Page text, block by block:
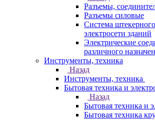
Разъемы,
Разъемы силовые
Система
электросети зданий
Электрические
различного
Инструменты, техника
Назад
Инструменты, техника
Бытовая техника и
Назад
Бытовая техника и
Бытовая техника